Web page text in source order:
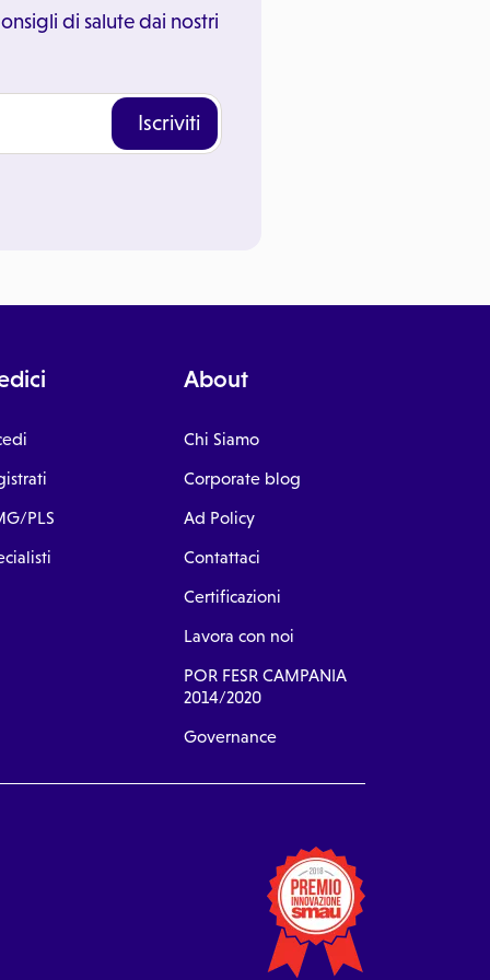
di salute dai nostri
Iscriviti
PLS
About
Chi Siamo
Corporate blog
Ad Policy
Contattaci
Certificazioni
Lavora con noi
POR FESR CAMPANIA
2014/2020
Governance